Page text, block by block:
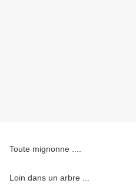
Toute mignonne ....
Loin dans un arbre ...